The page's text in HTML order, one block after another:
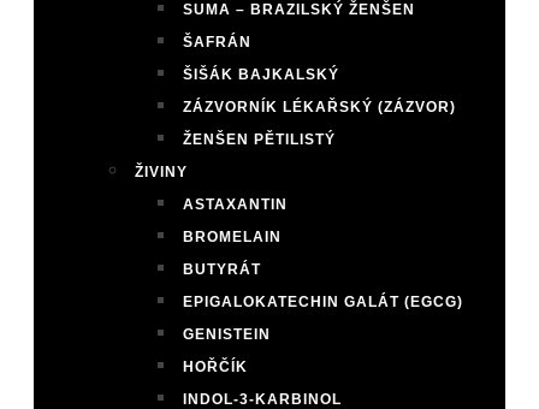
SUMA – BRAZILSKÝ ŽENŠEN
ŠAFRÁN
ŠIŠÁK BAJKALSKÝ
ZÁZVORNÍK LÉKAŘSKÝ (ZÁZVOR)
ŽENŠEN PĚTILISTÝ
ŽIVINY
ASTAXANTIN
BROMELAIN
BUTYRÁT
EPIGALOKATECHIN GALÁT (EGCG)
GENISTEIN
HOŘČÍK
INDOL-3-KARBINOL